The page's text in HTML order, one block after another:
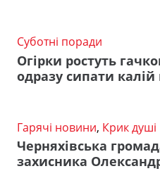
Суботні поради
Огірки ростуть
одразу сипати калій
Гарячі новини, Крик душі
Черняхівська
захисника